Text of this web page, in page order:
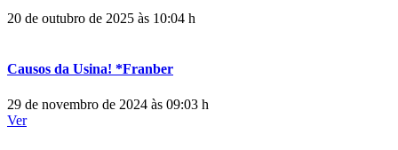
20 de outubro de 2025 às 10:04 h
Causos da Usina! *Franber
29 de novembro de 2024 às 09:03 h
Ver